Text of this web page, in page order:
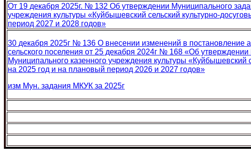
От 19 декабря 2025г. № 132 Об утверждении Муниципального
учреждения культуры «Куйбышевский сельский культурно-
период 2027 и 2028 годов»
30 декабря 2025г № 136 О внесении изменений в постановление
сельского поселения от 25 декабря 2024г № 168 «Об
Муниципального казенного учреждения культуры «Куйбышевский
на 2025 год и на плановый период 2026 и 2027 годов»
изм Мун. задания МКУК за 2025г